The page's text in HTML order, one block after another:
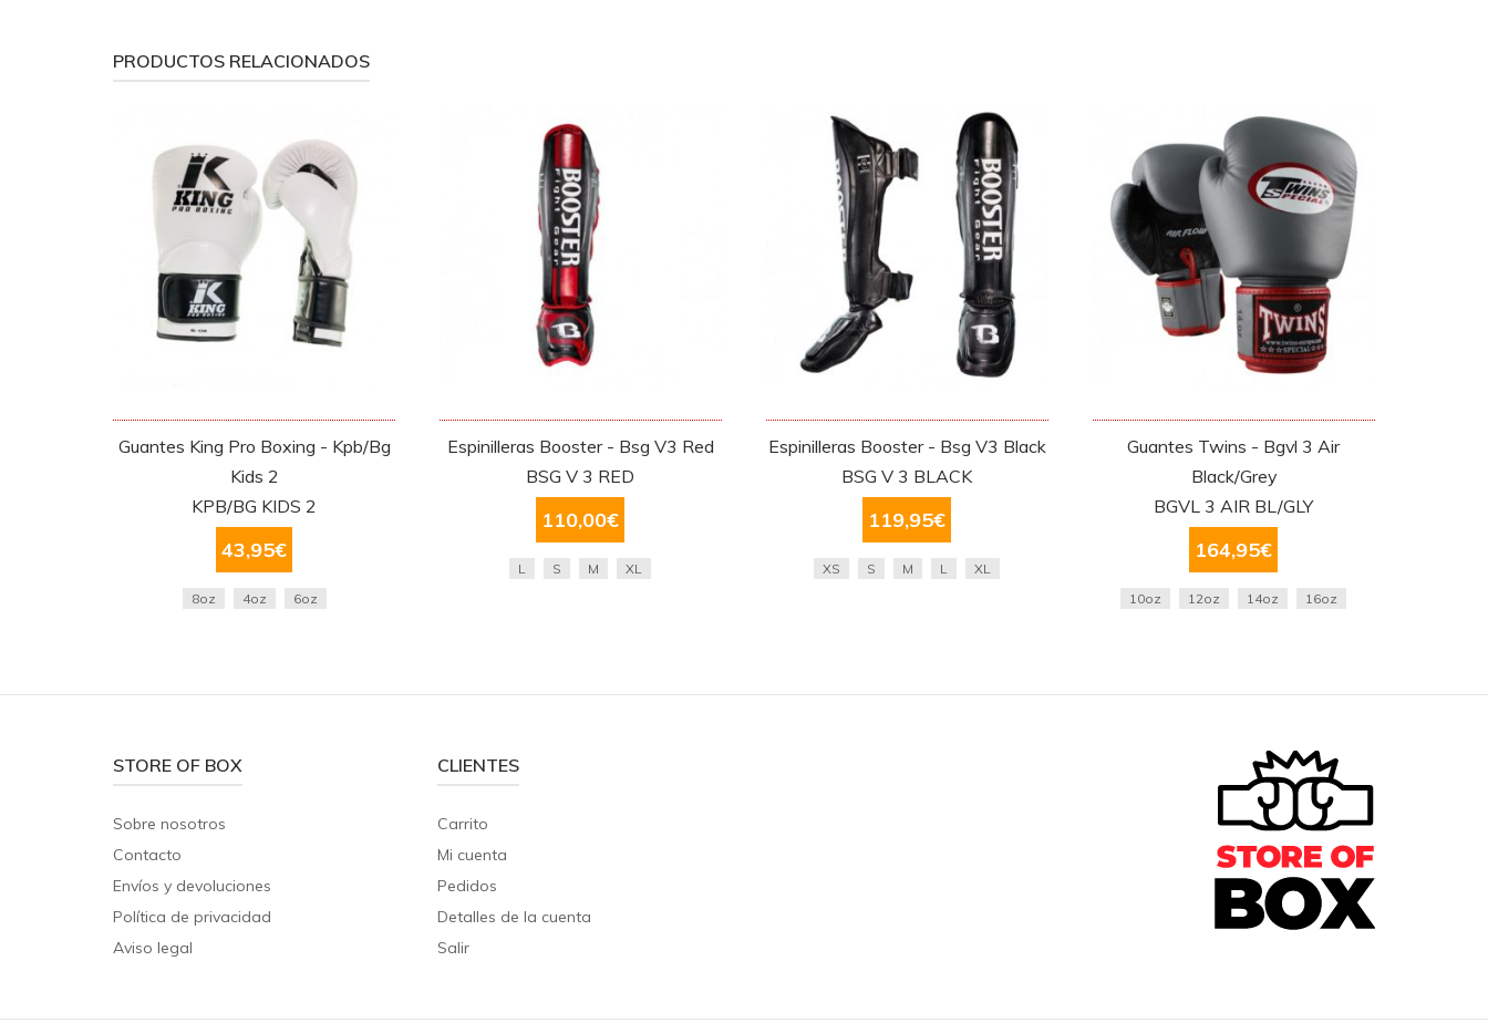
PRODUCTOS RELACIONADOS
Guantes King Pro Boxing - Kpb/Bg
Kids 2
KPB/BG KIDS 2
43,95€
8oz 4oz 6oz
Espinilleras Booster - Bsg V3 Red
BSG V 3 RED
110,00€
L S M XL
Espinilleras Booster - Bsg V3 Black
BSG V 3 BLACK
119,95€
XS S M L XL
Guantes Twins - Bgvl 3 Air
Black/Grey
BGVL 3 AIR BL/GLY
164,95€
10oz 12oz 14oz 16oz
STORE OF BOX
Sobre nosotros
Contacto
Envíos y devoluciones
Política de privacidad
Aviso legal
CLIENTES
Carrito
Mi cuenta
Pedidos
Detalles de la cuenta
Salir